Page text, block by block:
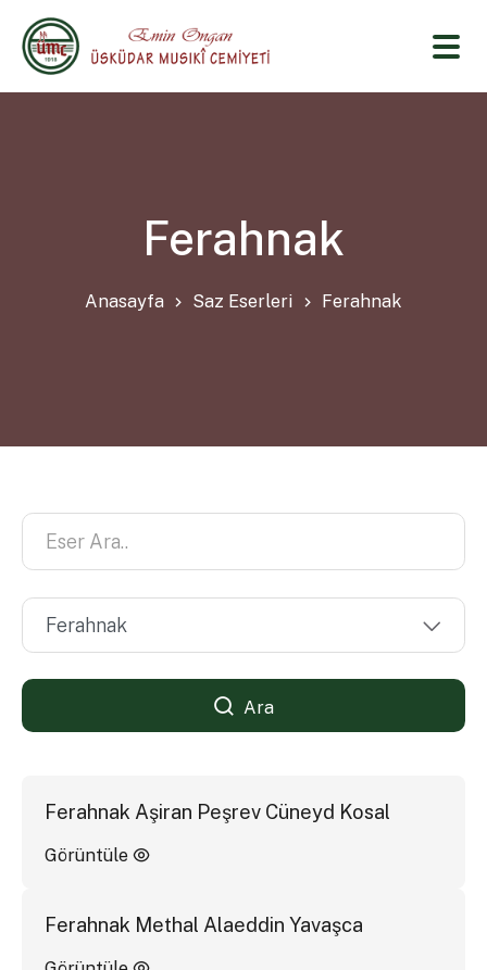
Ferahnak
Anasayfa Saz Eserleri Ferahnak
Ara
Ferahnak Aşiran Peşrev Cüneyd Kosal
Görüntüle
Ferahnak Methal Alaeddin Yavaşca